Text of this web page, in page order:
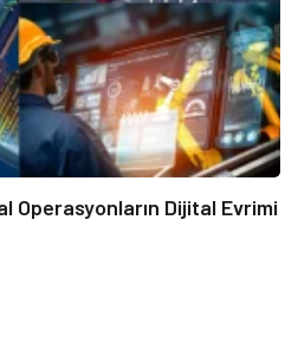
Operasyonların Dijital Evrimi